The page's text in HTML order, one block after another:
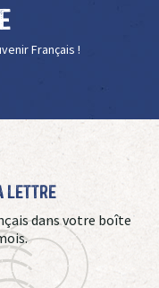
Français !
Lettre
dans votre boîte